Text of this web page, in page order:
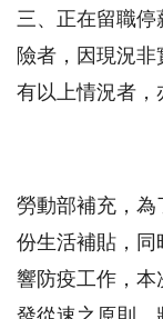
三、正在留職停
險者，因現況非
有以上情況者，
勞動部補充，為
份生活補貼，同
響防疫工作，本